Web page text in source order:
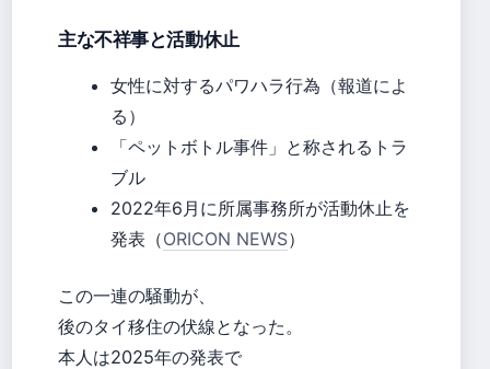
主な不祥事と活動休止
女性に対するパワハラ行為（報道によ
る）
「ペットボトル事件」と称されるトラ
ブル
2022年6月に所属事務所が活動休止を
発表（ORICON NEWS）
この一連の騒動が、
後のタイ移住の伏線となった。
本人は2025年の発表で